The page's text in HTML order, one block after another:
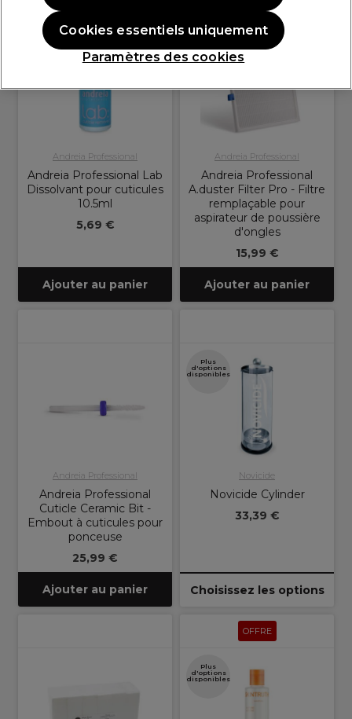
Andreia Professional
Andreia Professional Lab
Dissolvant pour cuticules
10.5ml
5,69 €
Ajouter au panier
Andreia Professional
Andreia Professional
A.duster Filter Pro - Filtre
remplaçable pour
aspirateur de poussière
d'ongles
15,99 €
Ajouter au panier
Andreia Professional
Andreia Professional
Cuticle Ceramic Bit -
Embout à cuticules pour
ponceuse
25,99 €
Ajouter au panier
Plus
d'options
disponibles
Novicide
Novicide Cylinder
33,39 €
Choisissez les options
OFFRE
Plus
d'options
disponibles
Paramètres des cookies
Cookies essentiels uniquement